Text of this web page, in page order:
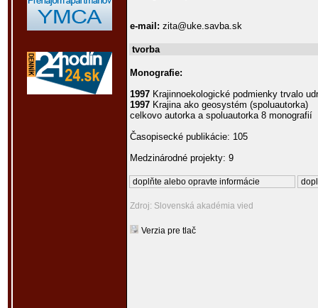
e-mail: zita@uke.savba.sk
tvorba
Monografie:
1997 Krajinnoekologické podmienky trvalo
1997 Krajina ako geosystém (spoluautorka)
celkovo autorka a spoluautorka 8 monografií
Časopisecké publikácie: 105
Medzinárodné projekty: 9
doplňte alebo opravte informácie
Zdroj: Slovenská akadémia vied
Verzia pre tlač